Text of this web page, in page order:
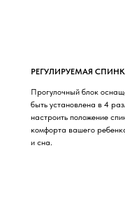
Прогулочный блок
быть установлена в 4
настроить положение
комфорта вашего
и сна.
РЕГУЛИРУЕМАЯ